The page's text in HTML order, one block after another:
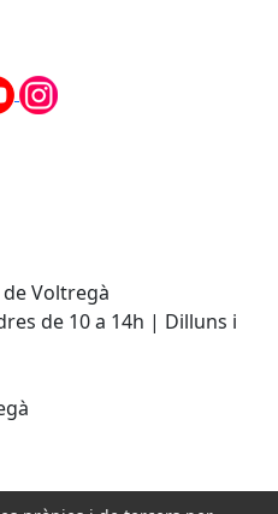
Voltregà
de 10 a 14h | Dilluns i